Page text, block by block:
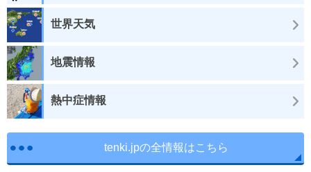
世界天気
地震情報
熱中症情報
tenki.jpの全情報はこちら